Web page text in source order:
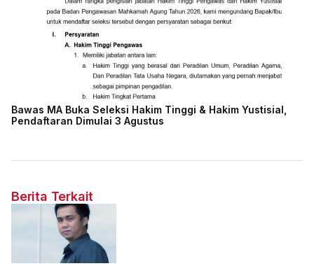
Bawas MA Buka Seleksi Hakim Tinggi & Hakim Yustisial,
Pendaftaran Dimulai 3 Agustus
Berita Terkait